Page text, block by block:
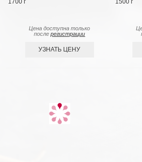
1700 г
Цена доступна только
послерегистрации
УЗНАТЬ ЦЕНУ
1500 г